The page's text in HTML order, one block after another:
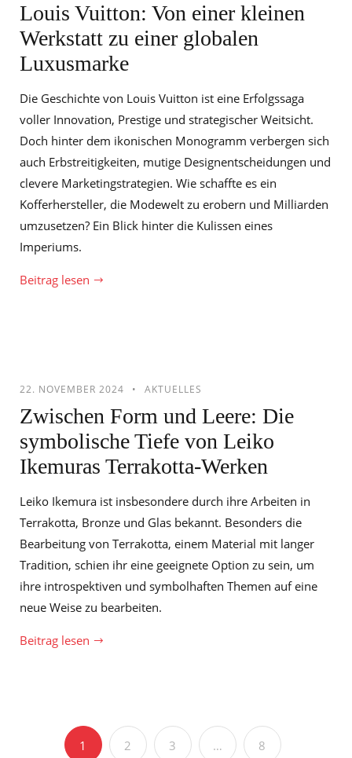
Louis Vuitton: Von einer kleinen
Werkstatt zu einer globalen
Luxusmarke
Die Geschichte von Louis Vuitton ist eine Erfolgssaga
voller Innovation, Prestige und strategischer Weitsicht.
Doch hinter dem ikonischen Monogramm verbergen sich
auch Erbstreitigkeiten, mutige Designentscheidungen und
clevere Marketingstrategien. Wie schaffte es ein
Kofferhersteller, die Modewelt zu erobern und Milliarden
umzusetzen? Ein Blick hinter die Kulissen eines
Imperiums.
Beitrag lesen
22. NOVEMBER 2024 AKTUELLES
Zwischen Form und Leere: Die
symbolische Tiefe von Leiko
Ikemuras Terrakotta-Werken
Leiko Ikemura ist insbesondere durch ihre Arbeiten in
Terrakotta, Bronze und Glas bekannt. Besonders die
Bearbeitung von Terrakotta, einem Material mit langer
Tradition, schien ihr eine geeignete Option zu sein, um
ihre introspektiven und symbolhaften Themen auf eine
neue Weise zu bearbeiten.
Beitrag lesen
1 2 3 … 8